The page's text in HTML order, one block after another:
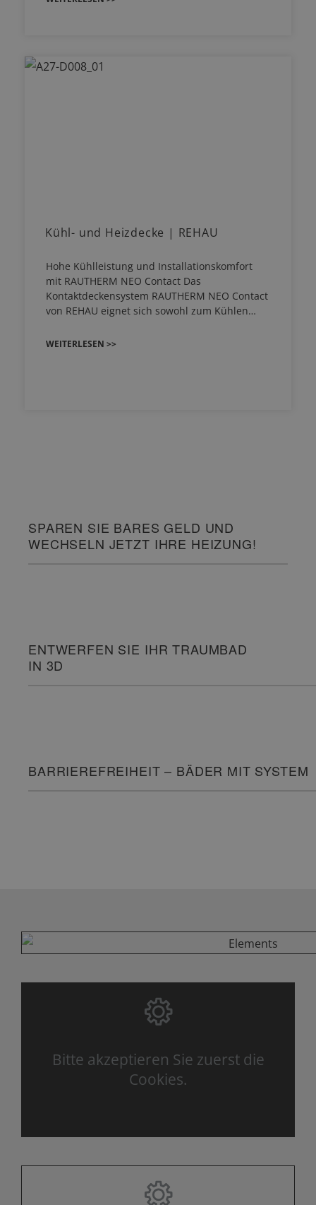
Kühl- und Heizdecke | REHAU
Hohe Kühlleistung und Installationskomfort
mit RAUTHERM NEO Contact Das
Kontaktdeckensystem RAUTHERM NEO Contact
von REHAU eignet sich sowohl zum Kühlen…
WEITERLESEN >>
SPAREN SIE BARES GELD UND
WECHSELN JETZT IHRE HEIZUNG!
ENTWERFEN SIE IHR TRAUMBAD
IN 3D
BARRIEREFREIHEIT – BÄDER MIT SYSTEM
Bitte akzeptieren Sie zuerst die
Cookies.